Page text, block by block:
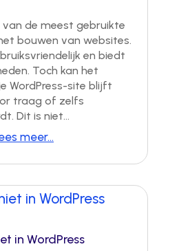
van de meest gebruikte
bouwen van websites.
en biedt
Toch kan het
WordPress-site blijft
traag of zelfs
Dit is niet...
meer...
in WordPress